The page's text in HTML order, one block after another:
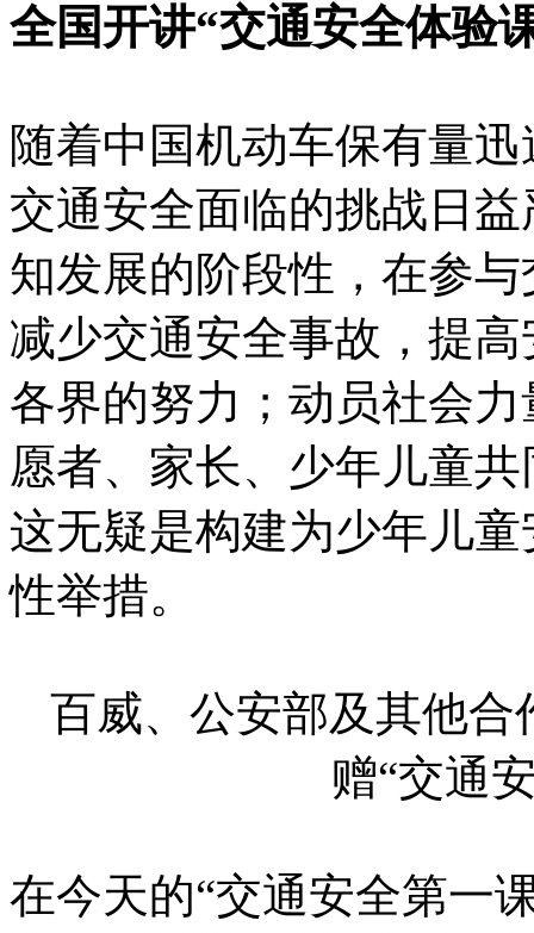
全国开讲“交通安全体验
随着中国机动车保有量
交通安全面临的挑战日
知发展的阶段性，在参
减少交通安全事故，提
各界的努力；动员社会
愿者、家长、少年儿童
这无疑是构建为少年儿
性举措。
百威、公安部及其他
赠“交通
在今天的“交通安全第一